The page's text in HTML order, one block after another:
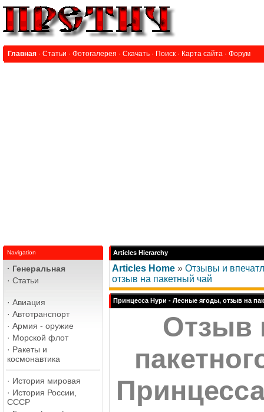
Главная · Статьи · Фотогалерея · Скачать · Поиск · Карта сайта · Форум
Navigation
· Генеральная
· Статьи
· Авиация
· Автотранспорт
· Армия - оружие
· Морской флот
· Ракеты и
космонавтика
· История мировая
· История России,
СССР
Articles Hierarchy
Articles Home » Отзывы и
отзыв на пакетный чай
Принцесса Нури - Лесные ягоды, отзыв на
Отзыв